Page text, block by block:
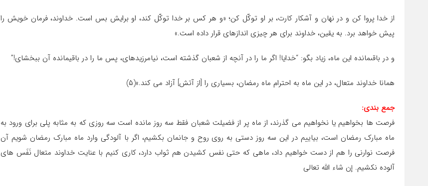
از خدا پروا کن و در نهان و آشکار کارت، بر او توکّل کن؛ «و هر کس بر خدا توکّل کند، او برایش بس است. خداوند، فرمان خویش را
پیش خواهد برد. به یقین، خداوند براى هر چیزى اندازه‏اى قرار داده است.»
و در باقى‏مانده این ماه، زیاد بگو: “خدایا! اگر ما را در آنچه از شعبان گذشته است، نیامرزیده‏اى، پس ما را در باقیمانده آن ببخشاى!”
همانا خداوند متعال، در این ماه به احترام ماه رمضان، بسیارى را [از آتش] آزاد مى‏ کند.»(۵)
جمع بندی:
فرصت ها بخواهیم یا نخواهیم می گذرند، از ماه پر از فضیلت شعبان فقط سه روز مانده است سه روزی که به مثابه پلی برای ورود به
ماه مبارک رمضان است، بیاییم در این سه روز دستی به روی روح و جانمان بکشیم، اگر با آلودگی وارد ماه مبارک رمضان شویم آن
فرصت نوارنی را هم از دست خواهیم داد، ماهی که حتی نفس کشیدن هم ثواب دارد، کاری کنیم با عنایت خداوند متعال نَفَس های
آلوده نکشیم. إن شاء الله تعالی